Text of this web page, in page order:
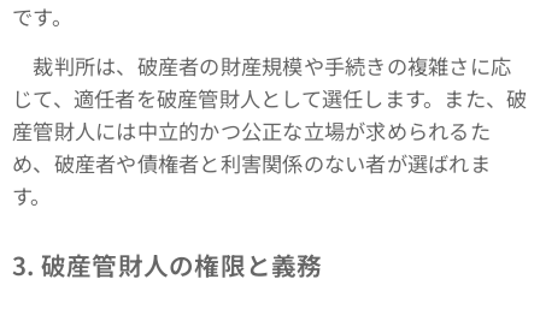
です。
裁判所は、破産者の財産規模や手続きの複雑さに応
じて、適任者を破産管財人として選任します。また、破
産管財人には中立的かつ公正な立場が求められるた
め、破産者や債権者と利害関係のない者が選ばれま
す。
3. 破産管財人の権限と義務